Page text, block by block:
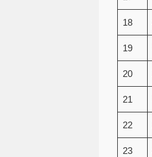
18
19
20
21
22
23